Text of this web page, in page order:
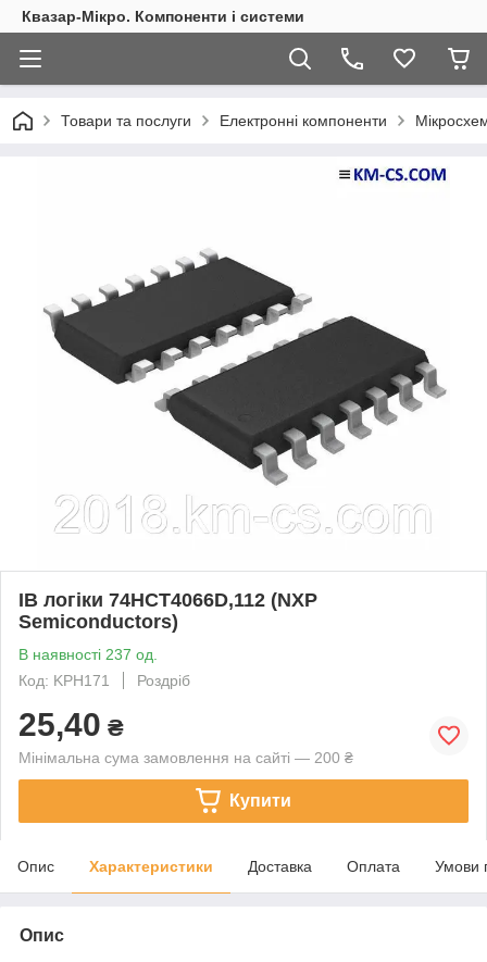
Квазар-Мікро. Компоненти і системи
Товари та послуги Електронні компоненти
ІВ логіки 74HCT4066D,112 (NXP
Semiconductors)
В наявності 237 од.
Код: KPH171
Роздріб
25,40 ₴
Мінімальна сума замовлення на сайті — 200 ₴
Купити
Опис Характеристики Доставка Оплата Умови
Опис